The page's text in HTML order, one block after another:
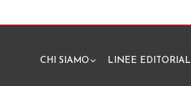
CHI SIAMO LINEE EDITORIALI